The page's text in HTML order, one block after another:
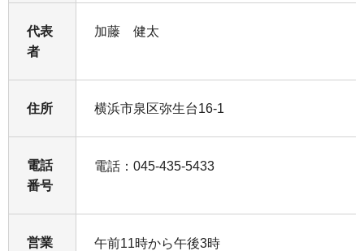
代表
者
加藤 健太
住所 横浜市泉区弥生台16-1
電話
番号
電話：045-435-5433
営業
午前11時から午後3時